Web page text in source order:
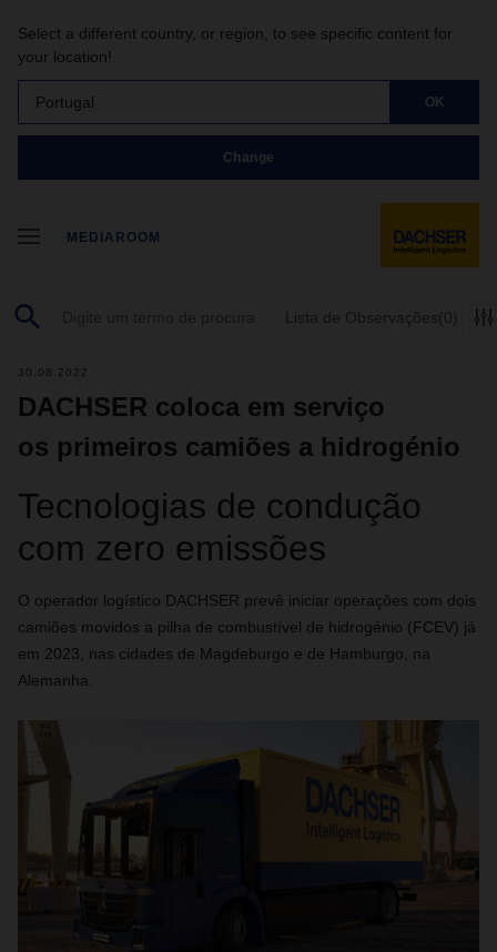
Select a different country, or region, to see specific content for
your location!
Portugal OK
Change
MEDIAROOM
Lista de Observações (0)
30.08.2022
DACHSER coloca em serviço
os primeiros camiões a hidrogénio
Tecnologias de condução
com zero emissões
O operador logístico DACHSER prevê iniciar operações com dois
camiões movidos a pilha de combustível de hidrogénio (FCEV) já
em 2023, nas cidades de Magdeburgo e de Hamburgo, na
Alemanha.